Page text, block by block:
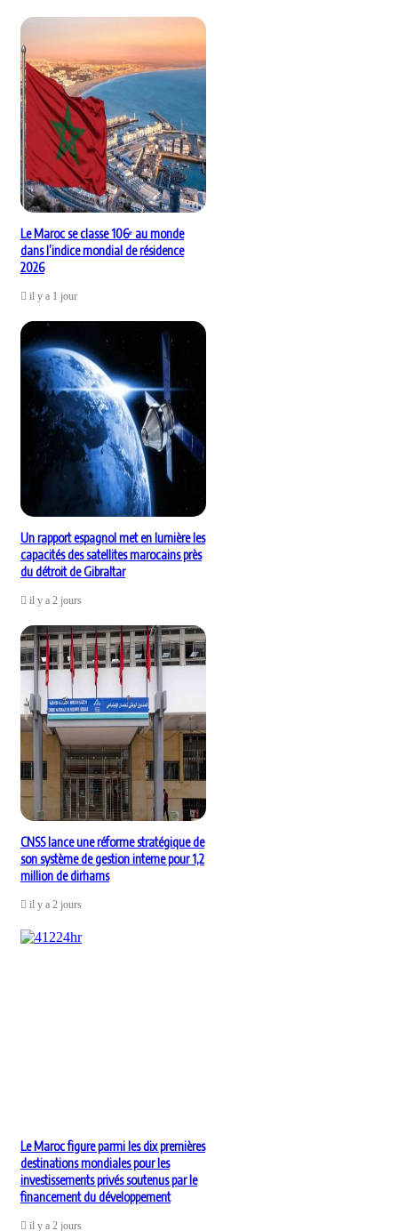
Le Maroc se classe 106ᵉ au monde
dans l’indice mondial de résidence
2026
il y a 1 jour
Un rapport espagnol met en lumière les
capacités des satellites marocains près
du détroit de Gibraltar
il y a 2 jours
CNSS lance une réforme stratégique de
son système de gestion interne pour 1,2
million de dirhams
il y a 2 jours
Le Maroc figure parmi les dix premières
destinations mondiales pour les
investissements privés soutenus par le
financement du développement
il y a 2 jours